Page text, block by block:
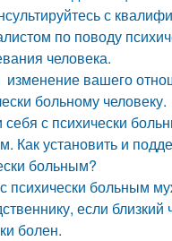
с
по поводу
человека.
вашего
больному человеку.
себя с психически
Как установить и
больным?
психически больным
если близкий
болен.